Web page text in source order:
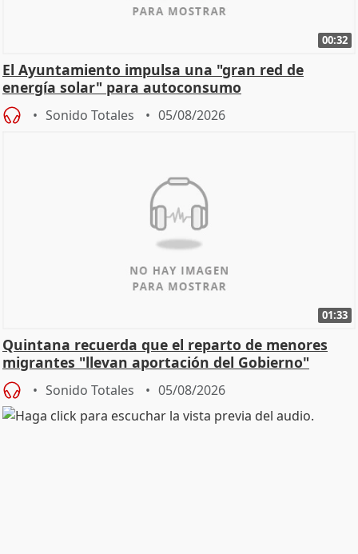
00:32
El Ayuntamiento impulsa una "gran red de
energía solar" para autoconsumo
Sonido Totales 05/08/2026
01:33
Quintana recuerda que el reparto de menores
migrantes "llevan aportación del Gobierno"
central
Sonido Totales 05/08/2026